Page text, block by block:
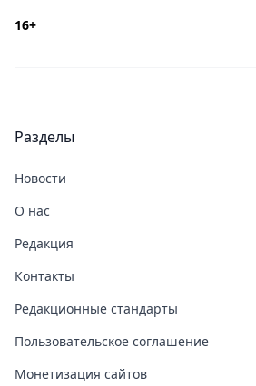
16+
Разделы
Новости
О нас
Редакция
Контакты
Редакционные стандарты
Пользовательское соглашение
Монетизация сайтов